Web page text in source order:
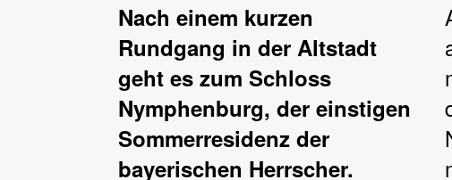
Nach einem kurzen
Rundgang in der Altstadt
geht es zum Schloss
Nymphenburg, der einstigen
Sommerresidenz der
bayerischen Herrscher.